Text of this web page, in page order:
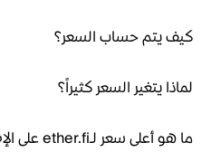
كيف يتم حساب السعر؟
لماذا يتغير السعر كثيراً؟
ما هو أعلى سعر لـether.fi على الإطلاق؟